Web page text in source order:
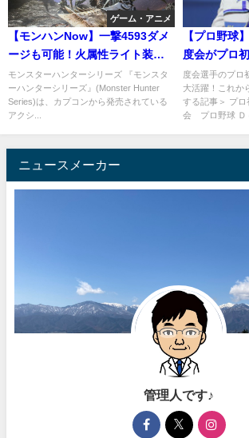
ゲーム・アニメ
【モンハンNow】一撃4593ダメ
ージも可能！火属性ライト装備
の威力が凄い！
モンスターハンターシリーズ 『モンスタ
ーハンターシリーズ』(Monster Hunter
Series)は、カプコンから発売されている
アクシ...
【プロ野球
度会がプロ
広島に逆転
度会選手のプロ
大活躍！これか
する記事＞ プ
会 プロ野球 Ｄ
ニュースメーカー
管理人です♪